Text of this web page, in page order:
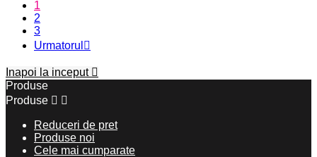
1
2
3
Urmatorul 
Inapoi la inceput 
Produse
Produse  
Reduceri de pret
Produse noi
Cele mai cumparate